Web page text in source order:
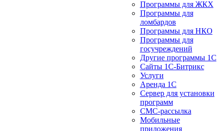
Программы для ЖКХ
Программы для
ломбардов
Программы для НКО
Программы для
госучреждений
Другие программы 1С
Сайты 1С-Битрикс
Услуги
Аренда 1С
Сервер для установки
программ
СМС-рассылка
Мобильные
приложения